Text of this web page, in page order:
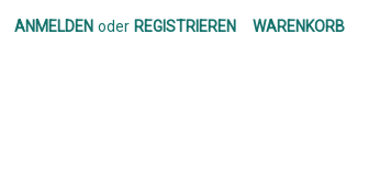
ANMELDEN oder REGISTRIEREN WARENKORB